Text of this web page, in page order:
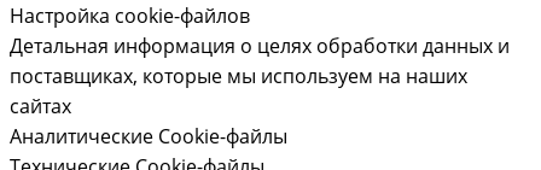
Настройка cookie-файлов
Детальная информация о целях обработки данных и
поставщиках, которые мы используем на наших
сайтах
Аналитические Cookie-файлы